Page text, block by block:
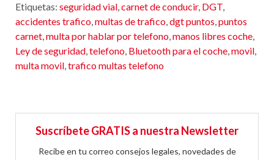
Etiquetas: seguridad vial,carnet de conducir, DGT,
accidentes trafico,multas de trafico,dgt puntos,puntos
carnet,multa por hablar por telefono,manos libres coche,
Ley de seguridad,telefono, Bluetooth para el coche,movil,
multa movil,trafico multas telefono
Suscríbete GRATIS a nuestra Newsletter
Recibe en tu correo consejos legales, novedades de